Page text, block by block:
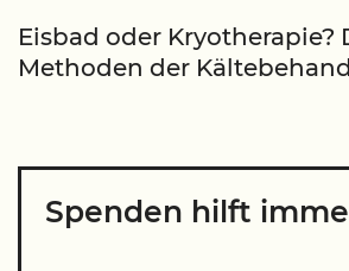
Eisbad oder Kryotherapie?
Methoden der
Spenden hilft